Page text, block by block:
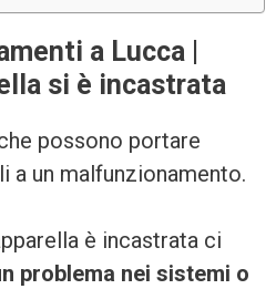
a Lucca |
si è incastrata
possono portare
a un malfunzionamento.
è incastrata ci
problema nei sistemi o